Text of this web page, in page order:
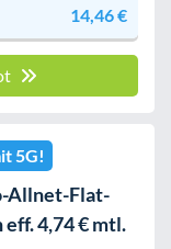
14,46 €
5G!
Allnet-Flat-
4,74 € mtl.